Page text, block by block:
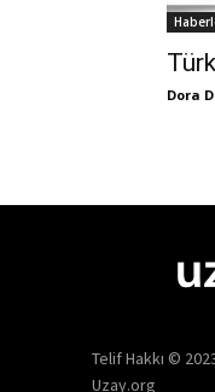
Dora
Telif Hakkı ©
Uzay.org